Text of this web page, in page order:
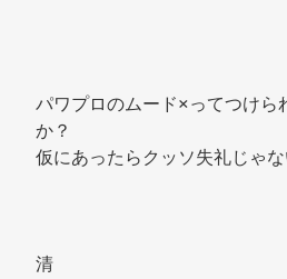
パワプロのムード×ってつけら
か？
仮にあったらクッソ失礼じゃ
清